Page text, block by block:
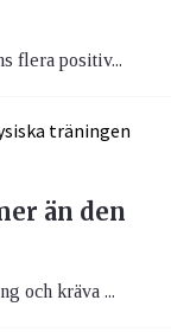
flera positiv...
än den
och kräva ...